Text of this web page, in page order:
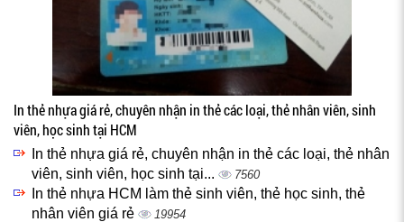
In thẻ nhựa giá rẻ, chuyên nhận in thẻ các loại, thẻ nhân viên, sinh
viên, học sinh tại HCM
In thẻ nhựa giá rẻ, chuyên nhận in thẻ các loại, thẻ nhân
viên, sinh viên, học sinh tại...
7560
In thẻ nhựa HCM làm thẻ sinh viên, thẻ học sinh, thẻ
nhân viên giá rẻ
19954